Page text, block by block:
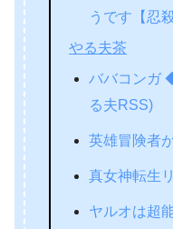
うです【忍殺
やる夫茶
ババコンガ
る夫RSS)
英雄冒険者
真女神転生
ヤルオは超